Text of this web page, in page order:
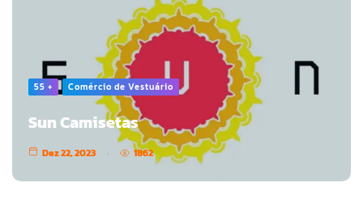
55 + Comércio de Vestuário
Sun Camisetas
Dez 22, 2023 1862